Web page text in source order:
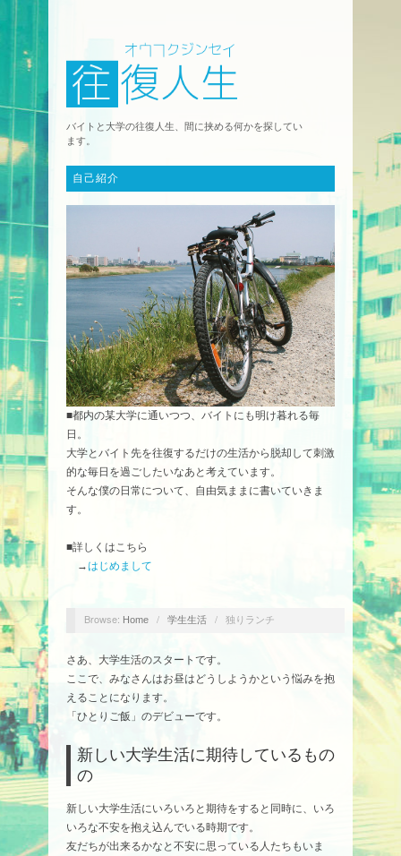
バイトと大学の往復人生、間に挟める何かを探してい
ます。
自己紹介
■都内の某大学に通いつつ、バイトにも明け暮れる毎
日。
大学とバイト先を往復するだけの生活から脱却して刺激
的な毎日を過ごしたいなあと考えています。
そんな僕の日常について、自由気ままに書いていきま
す。
■詳しくはこちら
→はじめまして
Browse: Home / 学生生活 / 独りランチ
さあ、大学生活のスタートです。
ここで、みなさんはお昼はどうしようかという悩みを抱
えることになります。
「ひとりご飯」のデビューです。
新しい大学生活に期待しているもの
の
新しい大学生活にいろいろと期待をすると同時に、いろ
いろな不安を抱え込んでいる時期です。
友だちが出来るかなと不安に思っている人たちもいま